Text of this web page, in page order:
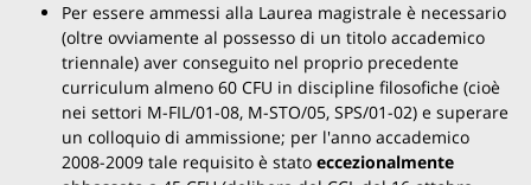
Per essere ammessi alla Laurea magistrale è necessario
(oltre ovviamente al possesso di un titolo accademico
triennale) aver conseguito nel proprio precedente
curriculum almeno 60 CFU in discipline filosofiche (cioè
nei settori M-FIL/01-08, M-STO/05, SPS/01-02) e superare
un colloquio di ammissione; per l'anno accademico
2008-2009 tale requisito è statoeccezionalmente
Insegnamenti 2020-2021
Insegnamenti 2021-2022
Insegnamenti 2022-2023
Insegnamenti 2023-2024